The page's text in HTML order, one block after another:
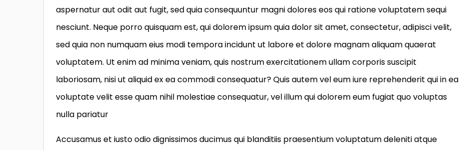
aspernatur aut odit aut fugit, sed quia consequuntur magni dolores eos qui ratione voluptatem sequi
nesciunt. Neque porro quisquam est, qui dolorem ipsum quia dolor sit amet, consectetur, adipisci velit,
sed quia non numquam eius modi tempora incidunt ut labore et dolore magnam aliquam quaerat
voluptatem. Ut enim ad minima veniam, quis nostrum exercitationem ullam corporis suscipit
laboriosam, nisi ut aliquid ex ea commodi consequatur? Quis autem vel eum iure reprehenderit qui in ea
voluptate velit esse quam nihil molestiae consequatur, vel illum qui dolorem eum fugiat quo voluptas
nulla pariatur
Accusamus et iusto odio dignissimos ducimus qui blanditiis praesentium voluptatum deleniti atque